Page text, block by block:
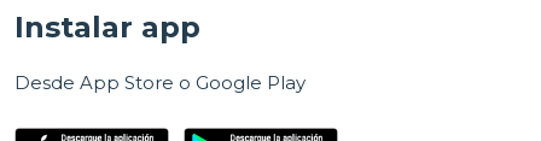
Instalar app
Desde App Store o Google Play